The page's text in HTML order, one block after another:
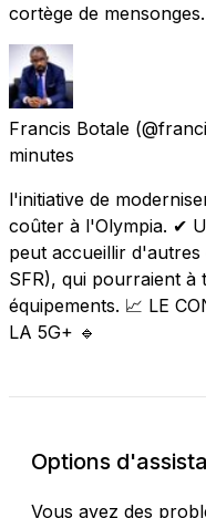
cortège de
Francis Botale
minutes
l'initiative de
coûter à l'Olympia. ✔
peut accueillir
SFR), qui pourraient
équipements. 📈 LE
LA 5G+ 🔹
Options
Vous avez des